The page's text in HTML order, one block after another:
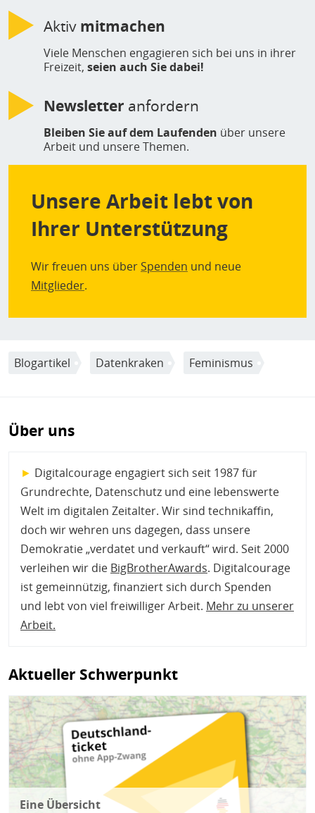
Aktiv mitmachen
Viele Menschen engagieren sich bei uns in ihrer
Freizeit, seien auch Sie dabei!
Newsletter anfordern
Bleiben Sie auf dem Laufenden über unsere
Arbeit und unsere Themen.
Unsere Arbeit lebt von
Ihrer Unterstützung
Wir freuen uns über Spenden und neue
Mitglieder.
Blogartikel Datenkraken Feminismus
Über uns
► Digitalcourage engagiert sich seit 1987 für
Grundrechte, Datenschutz und eine lebenswerte
Welt im digitalen Zeitalter. Wir sind technikaffin,
doch wir wehren uns dagegen, dass unsere
Demokratie „verdatet und verkauft“ wird. Seit 2000
verleihen wir die BigBrotherAwards. Digitalcourage
ist gemeinnützig, finanziert sich durch Spenden
und lebt von viel freiwilliger Arbeit. Mehr zu unserer
Arbeit.
Aktueller Schwerpunkt
Bild
Eine Übersicht